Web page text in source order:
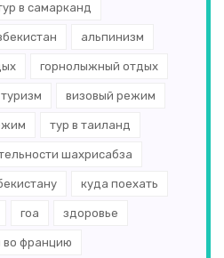
в самарканд
альпинизм
горнолыжный отдых
визовый режим
тур в таиланд
шахрисабза
куда поехать
гоа здоровье
во францию